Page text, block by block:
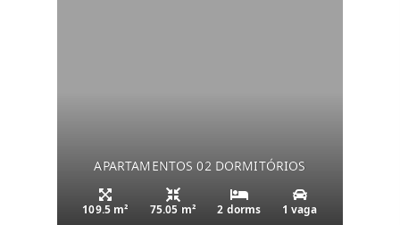
APARTAMENTOS 02 DORMITÓRIOS
109.5 m² 75.05 m² 2 dorms 1 vaga